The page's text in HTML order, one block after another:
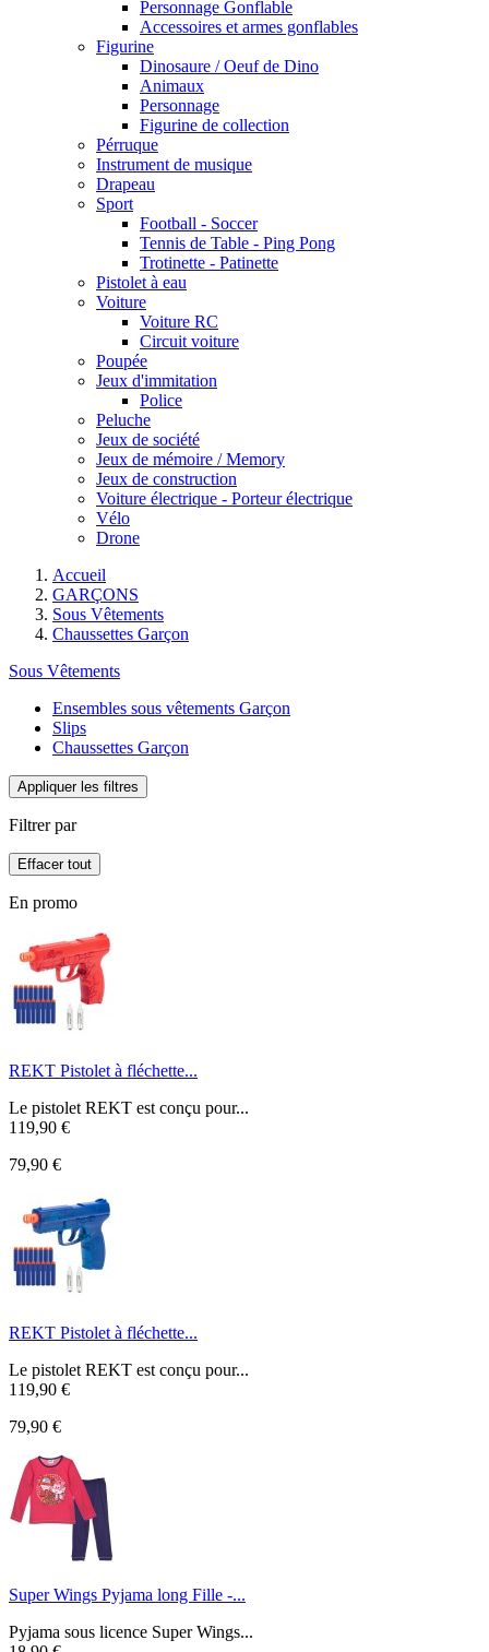
Personnage Gonflable
Accessoires et armes gonflables
Figurine
Dinosaure / Oeuf de Dino
Animaux
Personnage
Figurine de collection
Pérruque
Instrument de musique
Drapeau
Sport
Football - Soccer
Tennis de Table - Ping Pong
Trotinette - Patinette
Pistolet à eau
Voiture
Voiture RC
Circuit voiture
Poupée
Jeux d'immitation
Police
Peluche
Jeux de société
Jeux de mémoire / Memory
Jeux de construction
Voiture électrique - Porteur électrique
Vélo
Drone
Accueil
GARÇONS
Sous Vêtements
Chaussettes Garçon
Sous Vêtements
Ensembles sous vêtements Garçon
Slips
Chaussettes Garçon
Appliquer les filtres
Filtrer par
Effacer tout
En promo
REKT Pistolet à fléchette...
Le pistolet REKT est conçu pour...
119,90 €
79,90 €
REKT Pistolet à fléchette...
Le pistolet REKT est conçu pour...
119,90 €
79,90 €
Super Wings Pyjama long Fille -...
Pyjama sous licence Super Wings...